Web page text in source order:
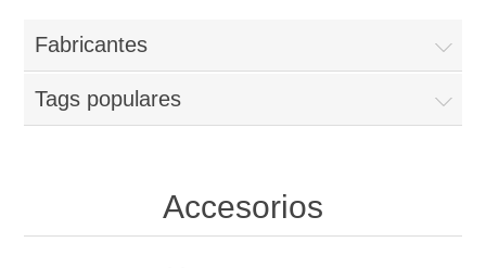
Fabricantes
Tags populares
Accesorios